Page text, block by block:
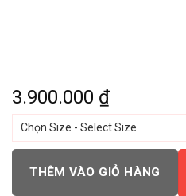
3.900.000 ₫
THÊM VÀO GIỎ HÀNG